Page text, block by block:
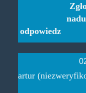
odpowiedz
artur